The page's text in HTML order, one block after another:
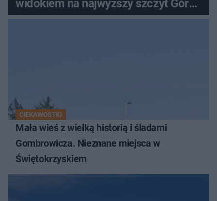
widokiem na najwyższy szczyt Gór
Świętokrzyskich
CIEKAWOSTKI
Mała wieś z wielką historią i śladami
Gombrowicza. Nieznane miejsca w
Świętokrzyskiem